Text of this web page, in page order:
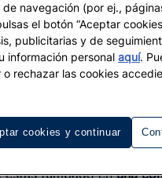
Clubs
estás tumbado enuna
navegación (por ej.,
el botón “Aceptar
publicitarias y de
información personal aquí.
rechazar las cookies
cookies y continuar